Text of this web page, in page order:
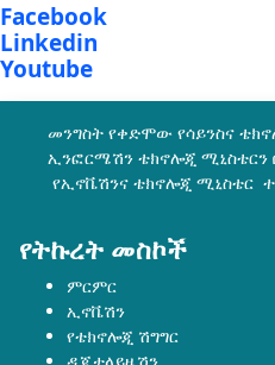
Facebook
Linkedin
Youtube
መንግስት የቀድሞው የሳይንስና
ኢንፎርሜሽን ቴክኖሎጂ
የኢኖቬሽንና ቴክኖሎጂ ሚኒስቴር
የትኩረት መስኮች
ምርምር
ኢኖቬሽን
የቴክኖሎጂ ሽግግር